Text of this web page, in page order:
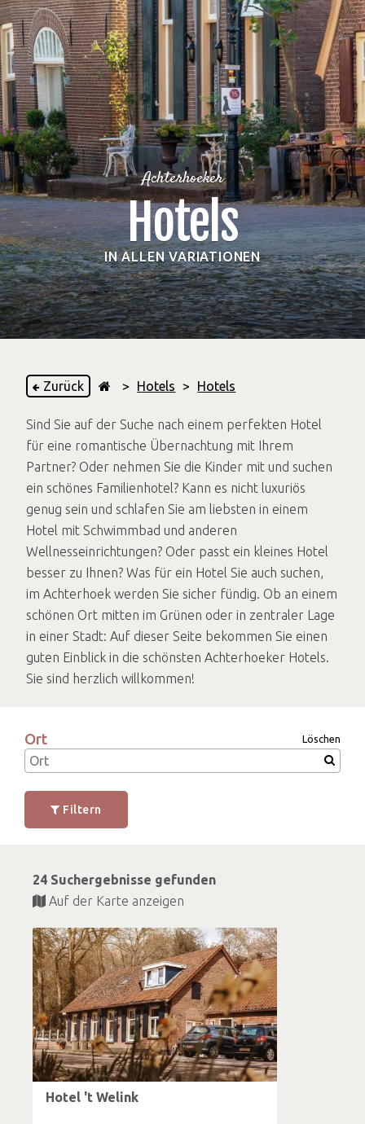
Achterhoeker
Hotels
IN ALLEN VARIATIONEN
Zurück > Hotels > Hotels
Sind Sie auf der Suche nach einem perfekten Hotel
für eine romantische Übernachtung mit Ihrem
Partner? Oder nehmen Sie die Kinder mit und suchen
ein schönes Familienhotel? Kann es nicht luxuriös
genug sein und schlafen Sie am liebsten in einem
Hotel mit Schwimmbad und anderen
Wellnesseinrichtungen? Oder passt ein kleines Hotel
besser zu Ihnen? Was für ein Hotel Sie auch suchen,
im Achterhoek werden Sie sicher fündig. Ob an einem
schönen Ort mitten im Grünen oder in zentraler Lage
in einer Stadt: Auf dieser Seite bekommen Sie einen
guten Einblick in die schönsten Achterhoeker Hotels.
Sie sind herzlich willkommen!
Ort Löschen
Filtern
24 Suchergebnisse gefunden
Auf der Karte anzeigen
Hotel 't Welink